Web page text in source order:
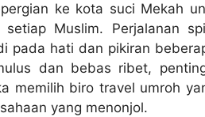
ke kota suci Mekah
setiap Muslim. Perjalanan
pada hati dan pikiran
dan bebas ribet,
memilih biro travel umroh
yang menonjol.